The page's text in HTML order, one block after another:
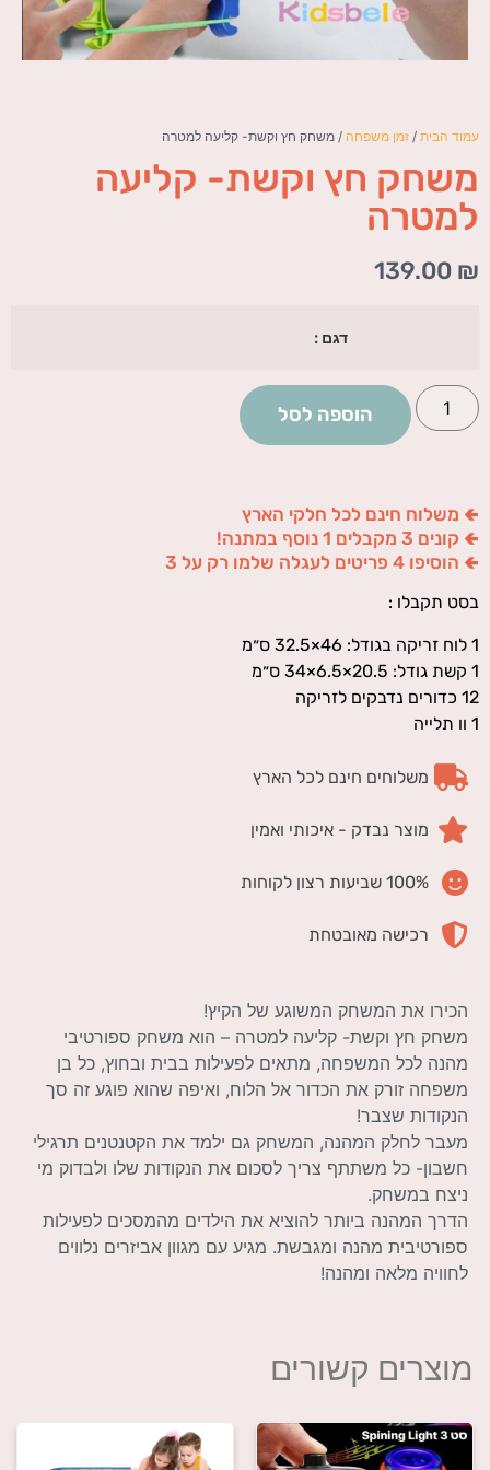
עמוד הבית / זמן משפחה / משחק חץ וקשת- קליעה למטרה
משחק חץ וקשת- קליעה
למטרה
139.00 ₪
דגם :
הוספה לסל
🢀 משלוח חינם לכל חלקי הארץ
🢀 קונים 3 מקבלים 1 נוסף במתנה!
🢀 הוסיפו 4 פריטים לעגלה שלמו רק על 3
בסט תקבלו :
1 לוח זריקה בגודל: 46×32.5 ס״מ
1 קשת גודל: 20.5×6.5×34 ס״מ
12 כדורים נדבקים לזריקה
1 וו תלייה
משלוחים חינם לכל הארץ
מוצר נבדק - איכותי ואמין
100% שביעות רצון לקוחות
רכישה מאובטחת
הכירו את המשחק המשוגע של הקיץ!
משחק חץ וקשת- קליעה למטרה – הוא משחק ספורטיבי
מהנה לכל המשפחה, מתאים לפעילות בבית ובחוץ, כל בן
משפחה זורק את הכדור אל הלוח, ואיפה שהוא פוגע זה סך
הנקודות שצבר!
מעבר לחלק המהנה, המשחק גם ילמד את הקטנטנים תרגילי
חשבון- כל משתתף צריך לסכום את הנקודות שלו ולבדוק מי
ניצח במשחק.
הדרך המהנה ביותר להוציא את הילדים מהמסכים לפעילות
ספורטיבית מהנה ומגבשת. מגיע עם מגוון אביזרים נלווים
לחוויה מלאה ומהנה!
מוצרים קשורים